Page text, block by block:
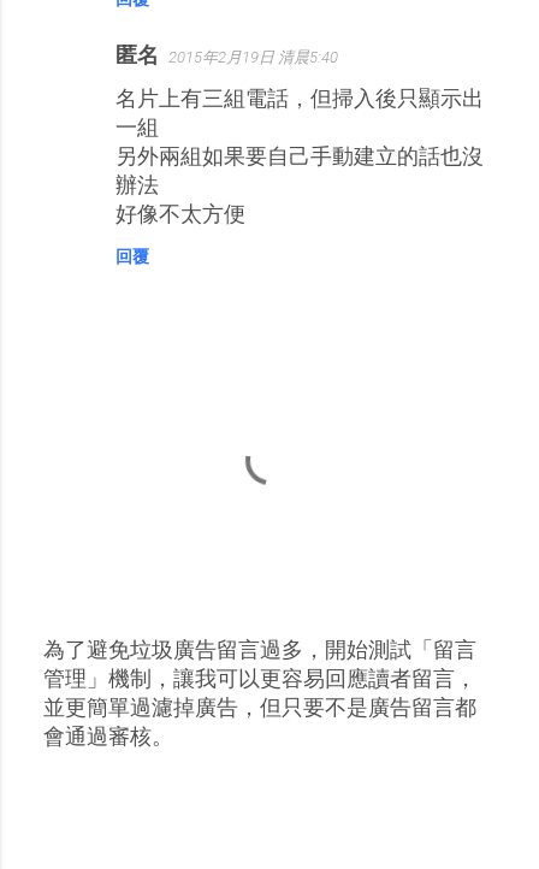
匿名 2015年2月19日 清晨5:40
名片上有三組電話，但掃入後只顯示出
一組
另外兩組如果要自己手動建立的話也沒
辦法
好像不太方便
回覆
張
貼
留
為了避免垃圾廣告留言過多，開始測試「留言
管理」機制，讓我可以更容易回應讀者留言，
並更簡單過濾掉廣告，但只要不是廣告留言都
會通過審核。